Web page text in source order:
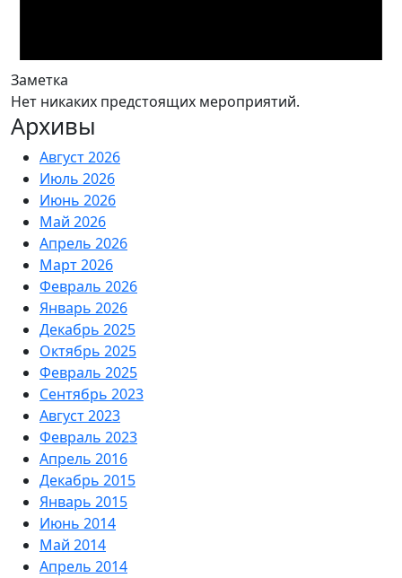
Заметка
Нет никаких предстоящих мероприятий.
Архивы
Август 2026
Июль 2026
Июнь 2026
Май 2026
Апрель 2026
Март 2026
Февраль 2026
Январь 2026
Декабрь 2025
Октябрь 2025
Февраль 2025
Сентябрь 2023
Август 2023
Февраль 2023
Апрель 2016
Декабрь 2015
Январь 2015
Июнь 2014
Май 2014
Апрель 2014